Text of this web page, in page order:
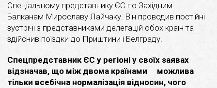
Спеціальному представнику ЄС по Західним
Балканам Мирославу Лайчаку. Він проводив постійні
зустрічі з представниками делегацій обох країн та
здійснив поїздки до Приштини і Белграду.
Спецпредставник ЄС у регіоні у своїх заявах
відзначав, що між двома країнами можлива
тільки всебічна нормалізація відносин, чого